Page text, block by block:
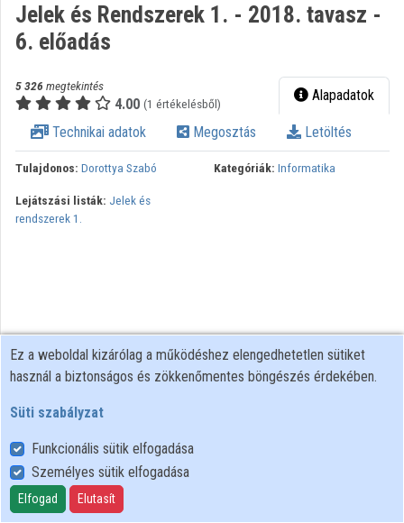
Intézményi felfedezés
Kategóriák
Intézmények
Közreműködők
Jelek és Rendszerek 1. - 2018. tavasz -
6. előadás
5 326 megtekintés
4.00 (1 értékelésből) Alapadatok
Technikai adatok Megosztás Letöltés
Tulajdonos: Dorottya Szabó Kategóriák: Informatika
Lejátszási listák: Jelek és
rendszerek 1.
Felhasználói szabályzat
Adatkezelési tájékoztató
Süti szabályzat
Ez a weboldal kizárólag a működéshez elengedhetetlen sütiket
használ a biztonságos és zökkenőmentes böngészés érdekében.
Süti szabályzat
Funkcionális sütik elfogadása
Személyes sütik elfogadása
Elfogad Elutasít